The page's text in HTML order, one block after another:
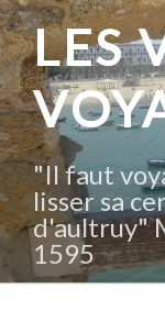
Aller
au
contenu
principal
LES
"Il faut
lisser sa
d'aultruy"
1595